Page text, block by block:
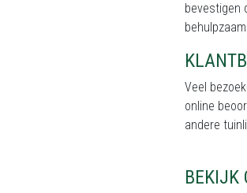
bevestigen
Veel
online
andere
BEKIJK